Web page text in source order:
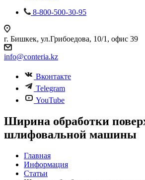
8-800-500-30-95
г. Бишкек, ул.Грибоедова, 10/1, офис 39
info@conteria.kz
Вконтакте
Telegram
YouTube
Ширина обработки
шлифовальной машины
Главная
Информация
Статьи